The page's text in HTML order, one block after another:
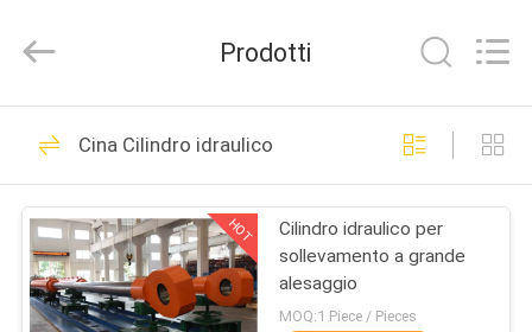
CASA.
PRODOTTI
VIDEO
EQUIPMENT
CO.,LTD.
Reserved.
Cilindro idraulico
78
Prodotti
Cina Cilindro idraulico
HOT
Cilindro idraulico per
sollevamento a grande
alesaggio
MOQ:1 Piece / Pieces